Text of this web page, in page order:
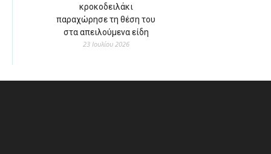
κροκοδειλάκι
παραχώρησε τη θέση του
στα απειλούμενα είδη
23 Ιουλίου 2026